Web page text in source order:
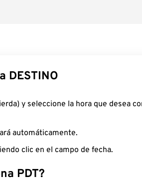
DESTINO
y seleccione la hora que desea
automáticamente.
clic en el campo de fecha.
PDT?